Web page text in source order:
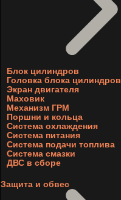
Блок цилиндров
Головка блока цилиндров
Экран двигателя
Маховик
Механизм ГРМ
Поршни и кольца
Система охлаждения
Система питания
Система подачи топлива
Система смазки
ДВС в сборе
Защита и обвес